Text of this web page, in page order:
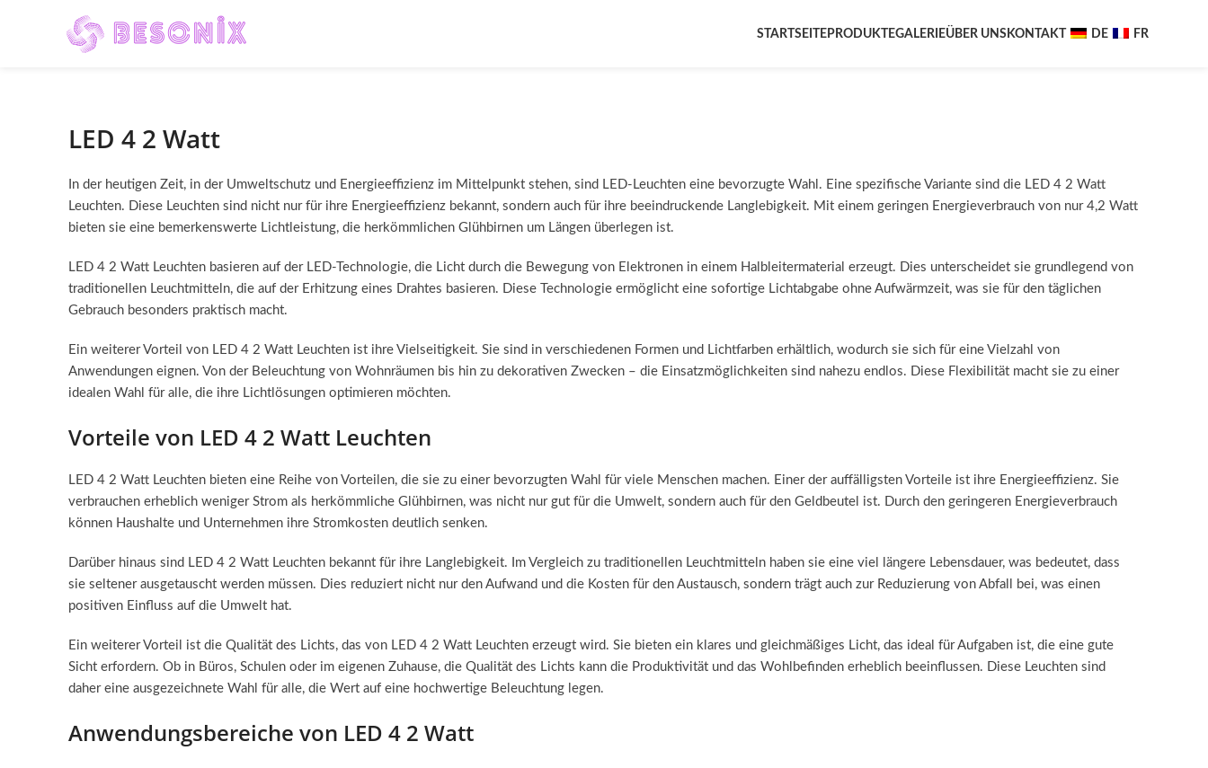
STARTSEITE PRODUKTEGALERIEÜBER UNS KONTAKT DE FR
LED 4 2 Watt
In der heutigen Zeit, in der Umweltschutz und Energieeffizienz im Mittelpunkt stehen, sind LED-Leuchten eine bevorzugte Wahl. Eine spezifische Variante sind die LED 4 2 Watt
Leuchten. Diese Leuchten sind nicht nur für ihre Energieeffizienz bekannt, sondern auch für ihre beeindruckende Langlebigkeit. Mit einem geringen Energieverbrauch von nur 4,2 Watt
bieten sie eine bemerkenswerte Lichtleistung, die herkömmlichen Glühbirnen um Längen überlegen ist.
LED 4 2 Watt Leuchten basieren auf der LED-Technologie, die Licht durch die Bewegung von Elektronen in einem Halbleitermaterial erzeugt. Dies unterscheidet sie grundlegend von
traditionellen Leuchtmitteln, die auf der Erhitzung eines Drahtes basieren. Diese Technologie ermöglicht eine sofortige Lichtabgabe ohne Aufwärmzeit, was sie für den täglichen
Gebrauch besonders praktisch macht.
Ein weiterer Vorteil von LED 4 2 Watt Leuchten ist ihre Vielseitigkeit. Sie sind in verschiedenen Formen und Lichtfarben erhältlich, wodurch sie sich für eine Vielzahl von
Anwendungen eignen. Von der Beleuchtung von Wohnräumen bis hin zu dekorativen Zwecken – die Einsatzmöglichkeiten sind nahezu endlos. Diese Flexibilität macht sie zu einer
idealen Wahl für alle, die ihre Lichtlösungen optimieren möchten.
Vorteile von LED 4 2 Watt Leuchten
LED 4 2 Watt Leuchten bieten eine Reihe von Vorteilen, die sie zu einer bevorzugten Wahl für viele Menschen machen. Einer der auffälligsten Vorteile ist ihre Energieeffizienz. Sie
verbrauchen erheblich weniger Strom als herkömmliche Glühbirnen, was nicht nur gut für die Umwelt, sondern auch für den Geldbeutel ist. Durch den geringeren Energieverbrauch
können Haushalte und Unternehmen ihre Stromkosten deutlich senken.
Darüber hinaus sind LED 4 2 Watt Leuchten bekannt für ihre Langlebigkeit. Im Vergleich zu traditionellen Leuchtmitteln haben sie eine viel längere Lebensdauer, was bedeutet, dass
sie seltener ausgetauscht werden müssen. Dies reduziert nicht nur den Aufwand und die Kosten für den Austausch, sondern trägt auch zur Reduzierung von Abfall bei, was einen
positiven Einfluss auf die Umwelt hat.
Ein weiterer Vorteil ist die Qualität des Lichts, das von LED 4 2 Watt Leuchten erzeugt wird. Sie bieten ein klares und gleichmäßiges Licht, das ideal für Aufgaben ist, die eine gute
Sicht erfordern. Ob in Büros, Schulen oder im eigenen Zuhause, die Qualität des Lichts kann die Produktivität und das Wohlbefinden erheblich beeinflussen. Diese Leuchten sind
daher eine ausgezeichnete Wahl für alle, die Wert auf eine hochwertige Beleuchtung legen.
Anwendungsbereiche von LED 4 2 Watt